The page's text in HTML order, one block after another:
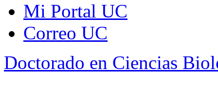
Mi Portal UC
Correo UC
Doctorado en Ciencias